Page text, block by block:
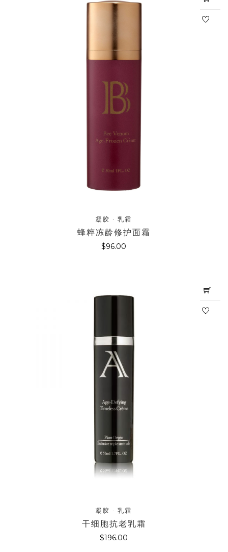
凝胶 · 乳霜
蜂粹冻龄修护面霜
$96.00
凝胶 · 乳霜
干细胞抗老乳霜
$196.00